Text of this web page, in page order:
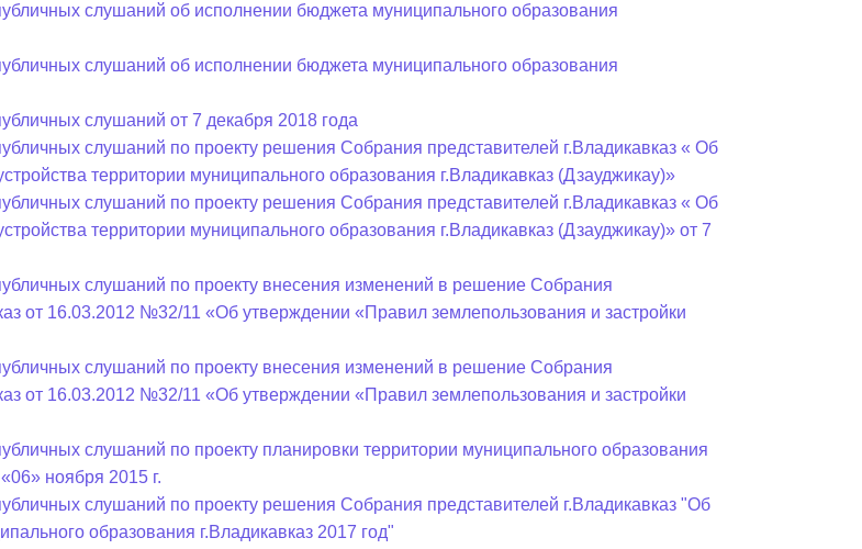
Выборы 2026
слушаний об исполнении бюджета муниципального образования
слушаний об исполнении бюджета муниципального образования
слушаний от 7 декабря 2018 года
слушаний по проекту решения Собрания представителей г.Владикавказ « Об
территории муниципального образования г.Владикавказ (Дзауджикау)»
слушаний по проекту решения Собрания представителей г.Владикавказ « Об
территории муниципального образования г.Владикавказ (Дзауджикау)» от 7
слушаний по проекту внесения изменений в решение Собрания
от 16.03.2012 №32/11 «Об утверждении «Правил землепользования и застройки
слушаний по проекту внесения изменений в решение Собрания
от 16.03.2012 №32/11 «Об утверждении «Правил землепользования и застройки
слушаний по проекту планировки территории муниципального образования
ноября 2015 г.
слушаний по проекту решения Собрания представителей г.Владикавказ "Об
образования г.Владикавказ 2017 год"